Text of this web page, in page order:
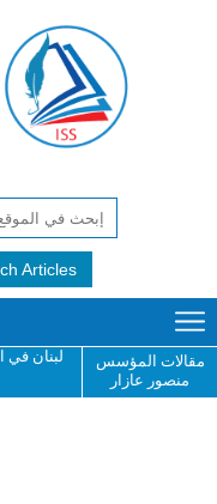
Articles
مقالات المؤسس
منصور عازار
لبنان في